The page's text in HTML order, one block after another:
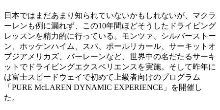
日本ではまだあまり知られていないかもしれないが、マクラ
ーレンも例に漏れず、この10年間ほどそうしたドライビング
レッスンを精力的に行っている。モンツァ、シルバーストー
ン、ホッケンハイム、スパ、ポールリカール、サーキットオ
ブジアメリカズ、バーレーンなど、世界中の名だたるサーキ
ットでドライビングエクスペリエンスを実施。そして昨年に
は富士スピードウェイで初めて上級者向けのプログラム
「PURE McLAREN DYNAMIC EXPERIENCE」を開催し
た。